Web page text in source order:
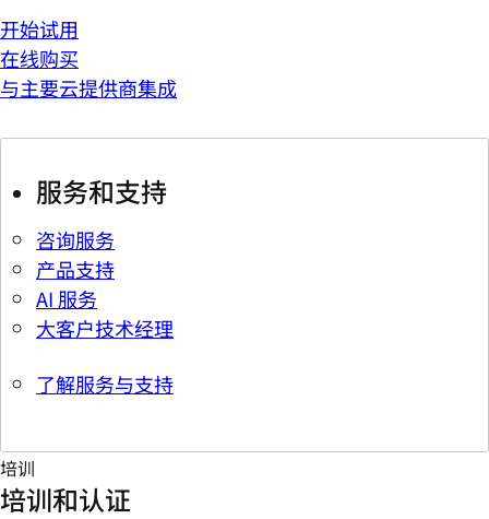
开始试用
在线购买
与主要云提供商集成
服务和支持
咨询服务
产品支持
AI 服务
大客户技术经理
了解服务与支持
培训
培训和认证